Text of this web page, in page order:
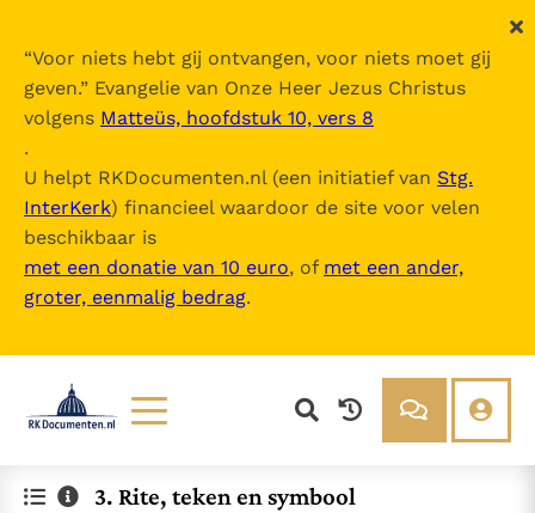
“Voor niets hebt gij ontvangen, voor niets moet gij
geven.” Evangelie van Onze Heer Jezus Christus
volgens Matteüs, hoofdstuk 10, vers 8
.
U helpt RKDocumenten.nl (een initiatief van Stg.
InterKerk) financieel waardoor de site voor velen
beschikbaar is
met een donatie van 10 euro, of met een ander,
groter, eenmalig bedrag.
Documenten
Over RK Documenten
3. Rite, teken en symbool